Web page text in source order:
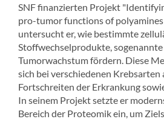
SNF finanzierten Projekt
pro-tumor functions of polyamines
untersucht er, wie bestimmte
Stoffwechselprodukte,
Tumorwachstum fördern. Diese
sich bei verschiedenen Krebsarten
Fortschreiten der Erkrankung
In seinem Projekt setzte er
Bereich der Proteomik ein, um